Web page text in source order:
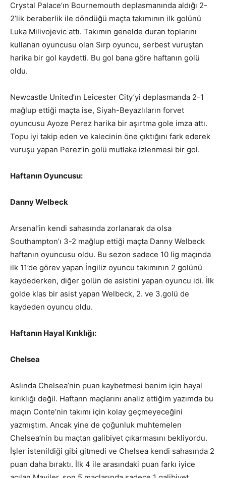
Crystal Palace’ın Bournemouth deplasmanında aldığı 2-
2’lik beraberlik ile döndüğü maçta takımının ilk golünü
Luka Milivojevic attı. Takımın genelde duran toplarını
kullanan oyuncusu olan Sırp oyuncu, serbest vuruştan
harika bir gol kaydetti. Bu gol bana göre haftanın golü
oldu.
Newcastle United’ın Leicester City’yi deplasmanda 2-1
mağlup ettiği maçta ise, Siyah-Beyazlıların forvet
oyuncusu Ayoze Perez harika bir aşırtma gole imza attı.
Topu iyi takip eden ve kalecinin öne çıktığını fark ederek
vuruşu yapan Perez’in golü mutlaka izlenmesi bir gol.
Haftanın Oyuncusu:
Danny Welbeck
Arsenal’in kendi sahasında zorlanarak da olsa
Southampton’ı 3-2 mağlup ettiği maçta Danny Welbeck
haftanın oyuncusu oldu. Bu sezon sadece 10 lig maçında
ilk 11’de görev yapan İngiliz oyuncu takımının 2 golünü
kaydederken, diğer golün de asistini yapan oyuncu idi. İlk
golde klas bir asist yapan Welbeck, 2. ve 3.golü de
kaydeden oyuncu oldu.
Haftanın Hayal Kırıklığı:
Chelsea
Aslında Chelsea’nin puan kaybetmesi benim için hayal
kırıklığı değil. Haftann maçlarını analiz ettiğim yazımda bu
maçın Conte’nin takımı için kolay geçmeyeceğini
yazmıştım. Ancak yine de çoğunluk muhtemelen
Chelsea’nin bu maçtan galibiyet çıkarmasını bekliyordu.
İşler istenildiği gibi gitmedi ve Chelsea kendi sahasında 2
puan daha bıraktı. İlk 4 ile arasındaki puan farkı iyice